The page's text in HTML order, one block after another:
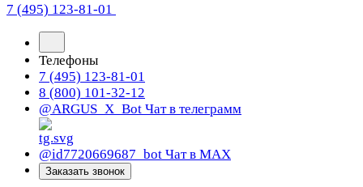
7 (495) 123-81-01
Телефоны
7 (495) 123-81-01
8 (800) 101-32-12
@ARGUS_X_Bot Чат в телеграмм
@id7720669687_bot Чат в МАХ
Заказать звонок